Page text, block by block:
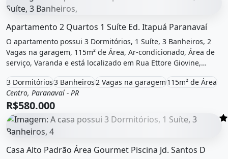
Apartamento 2 Quartos 1 Suíte Ed. Itapuá Paranavaí
O apartamento possui 3 Dormitórios, 1 Suíte, 3 Banheiros, 2
Vagas na garagem, 115m² de Área, Ar-condicionado, Área de
serviço, Varanda e está localizado em Rua Ettore Giovine,
3 Dormitórios3 Banheiros2 Vagas na garagem 115m² de Área
Venda
Apartamento
Centro, Paranavaí - PR
R$580.000
O imóvel &quot;Casa alto padrão área gourmet piscina
Casa Alto Padrão Área Gourmet Piscina Jd. Santos D